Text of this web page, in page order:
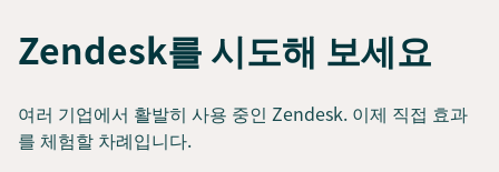
Zendesk를 시도해 보세요
여러 기업에서 활발히 사용 중인 Zendesk. 이제 직접 효과
를 체험할 차례입니다.